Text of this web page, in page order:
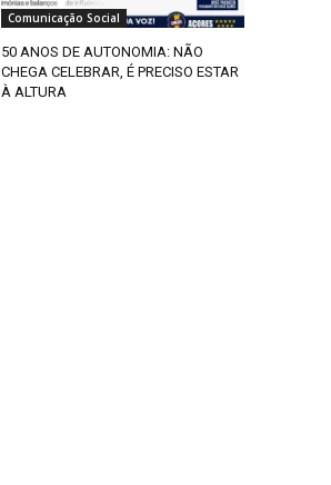
Comunicação Social
50 ANOS DE AUTONOMIA: NÃO
CHEGA CELEBRAR, É PRECISO ESTAR
À ALTURA